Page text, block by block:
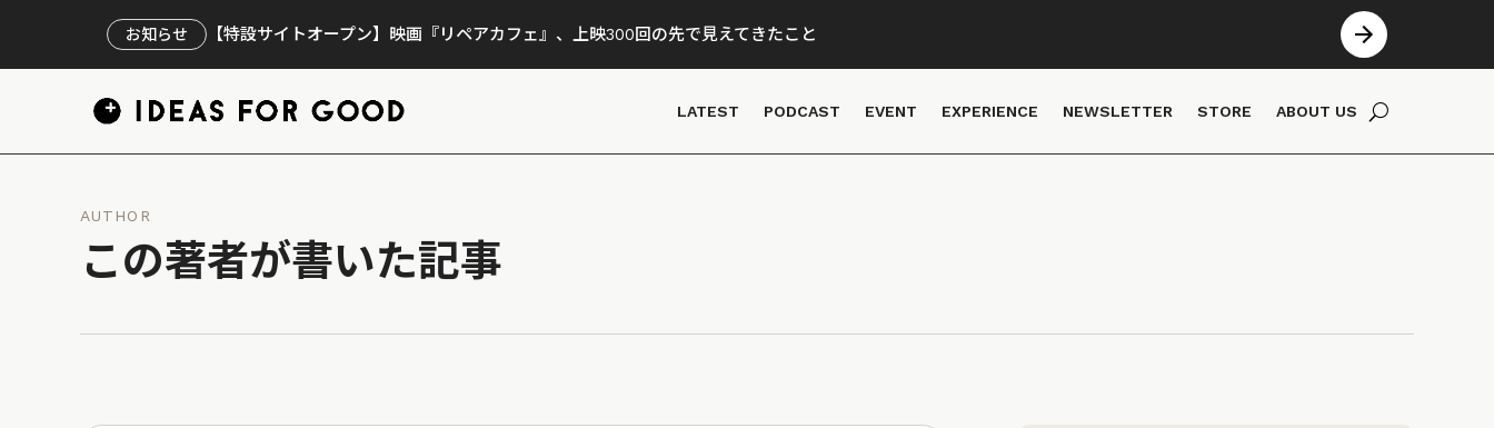
お知らせ 【特設サイトオープン】映画『リペアカフェ』、上映300回の先で見えてきたこと
LATEST PODCAST EVENT EXPERIENCE NEWSLETTER STORE ABOUT US
AUTHOR
この著者が書いた記事